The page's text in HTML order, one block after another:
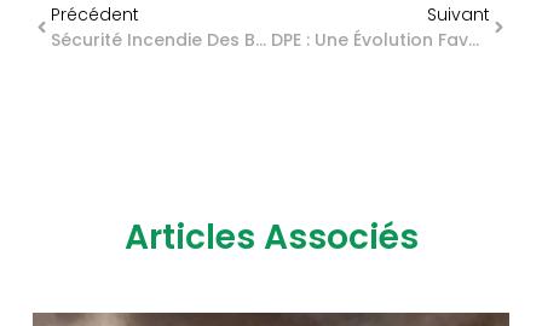
Précédent
Sécurité Incendie Des Bâtiments Professionnels : Du Nouveau
Suivant
DPE : Une Évolution Favorable Automatique ?
Articles Associés